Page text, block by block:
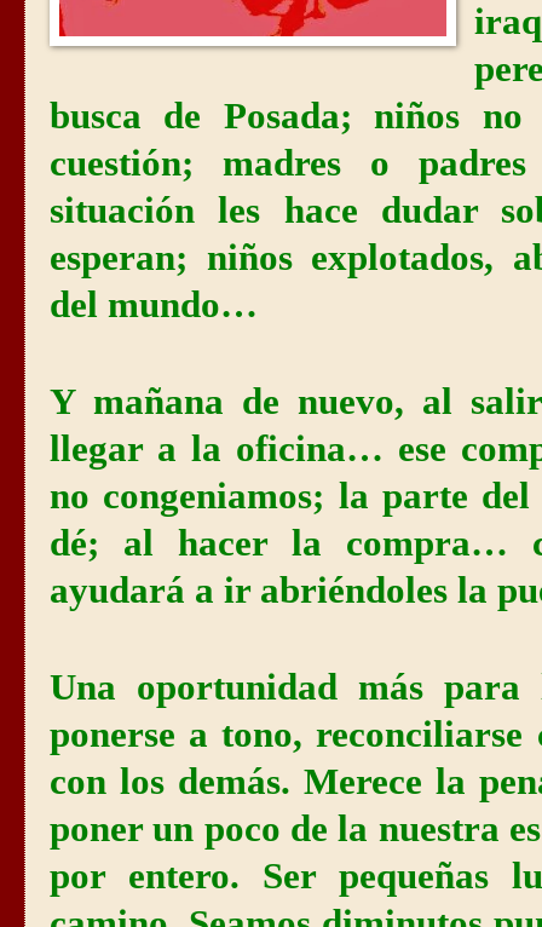
busca de Posada; niños
cuestión; madres o
situación les hace dudar
esperan; niños explotados,
del mundo…
Y mañana de nuevo, al
llegar a la oficina… ese
no congeniamos; la parte
dé; al hacer la compra…
ayudará a ir abriéndoles la
Una oportunidad más para
ponerse a tono,
con los demás. Merece la
poner un poco de la nuestra
por entero. Ser pequeñas